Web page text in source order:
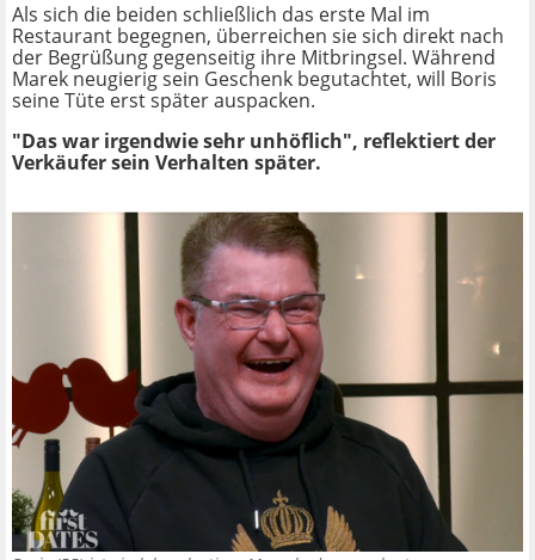
Als sich die beiden schließlich das erste Mal im
Restaurant begegnen, überreichen sie sich direkt nach
der Begrüßung gegenseitig ihre Mitbringsel. Während
Marek neugierig sein Geschenk begutachtet, will Boris
seine Tüte erst später auspacken.
"Das war irgendwie sehr unhöflich", reflektiert der
Verkäufer sein Verhalten später.